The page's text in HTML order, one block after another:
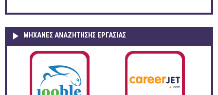
ΜΗΧΑΝΕΣ ΑΝΑΖΗΤΗΣΗΣ ΕΡΓΑΣΙΑΣ